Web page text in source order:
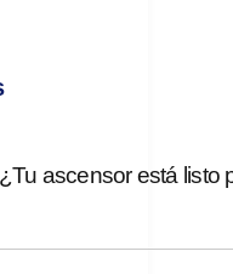
¿Tu ascensor está listo